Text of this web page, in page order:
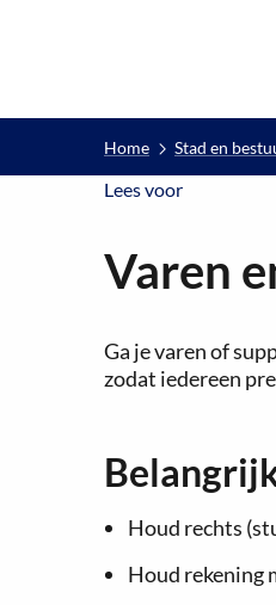
Home Stad en
Lees voorLees voor
Varen
Ga je varen of
zodat iedereen
Houd rechts
Houd rekening